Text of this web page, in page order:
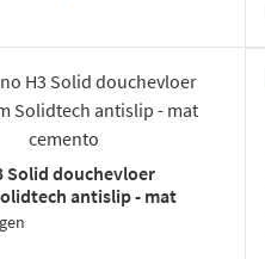
Solid douchevloer
antislip - mat